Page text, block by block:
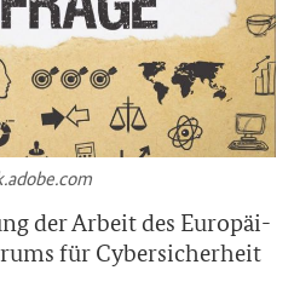
der Ar­beit des Eu­ro­päi­
für Cy­ber­si­cher­heit